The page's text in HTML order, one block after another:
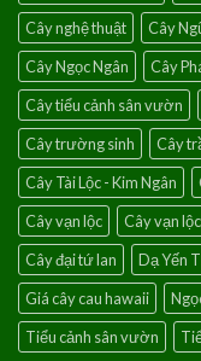
Cây nghệ thuật
Cây
Cây Ngọc Ngân
Cây
Cây tiểu cảnh sân vườn
Cây trường sinh
Cây
Cây Tài Lộc - Kim Ngân
Cây vạn lộc
Cây vạn
Cây đại tứ lan
Dạ Yến
Giá cây cau hawaii
Tiểu cảnh sân vườn